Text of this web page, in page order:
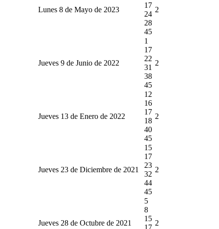
Lunes 8 de Mayo de 2023
17
24
28
45
2
Jueves 9 de Junio de 2022
1
17
22
31
38
45
2
Jueves 13 de Enero de 2022
12
16
17
18
40
45
2
Jueves 23 de Diciembre de 2021
15
17
23
32
44
45
2
Jueves 28 de Octubre de 2021
5
8
15
17
2